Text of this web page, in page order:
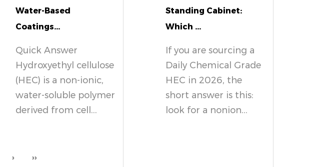
Water-Based
Coatings...
Quick Answer
Hydroxyethyl cellulose
(HEC) is a non-ionic,
water-soluble polymer
derived from cell...
Standing Cabinet:
Which ...
If you are sourcing a
Daily Chemical Grade
HEC in 2026, the
short answer is this:
look for a nonion...
› ››